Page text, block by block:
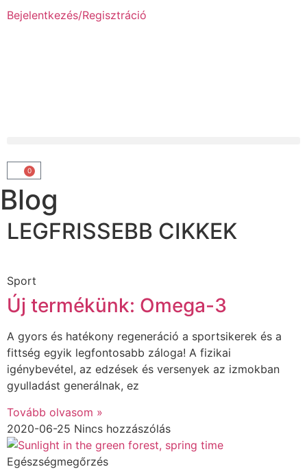
Bejelentkezés/Regisztráció
0
Blog
LEGFRISSEBB CIKKEK
Sport
Új termékünk: Omega-3
A gyors és hatékony regeneráció a sportsikerek és a
fittség egyik legfontosabb záloga! A fizikai
igénybevétel, az edzések és versenyek az izmokban
gyulladást generálnak, ez
Tovább olvasom »
2020-06-25 Nincs hozzászólás
Egészségmegőrzés